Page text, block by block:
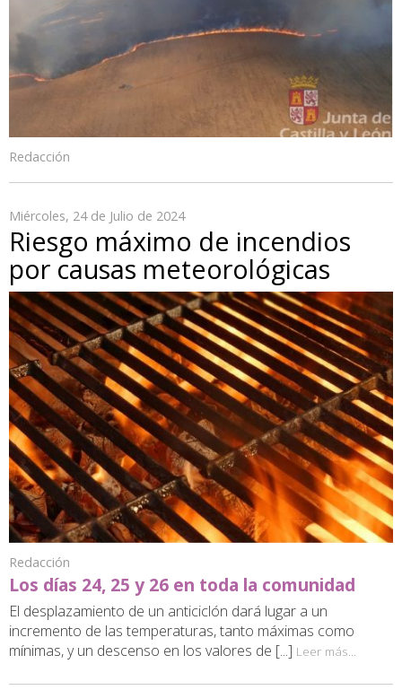
Redacción
Miércoles, 24 de Julio de 2024
Riesgo máximo de incendios
por causas meteorológicas
Redacción
Los días 24, 25 y 26 en toda la comunidad
El desplazamiento de un anticiclón dará lugar a un
incremento de las temperaturas, tanto máximas como
mínimas, y un descenso en los valores de [...] Leer más...